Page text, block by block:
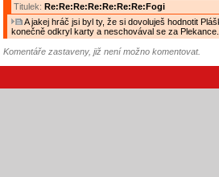
Titulek: Re:Re:Re:Re:Re:Re:Re:Fogi
A jakej hráč jsi byl ty, že si dovoluješ hodnotit
konečně odkryl karty a neschovával se za Plekance.
Komentáře zastaveny, již není možno komentovat.